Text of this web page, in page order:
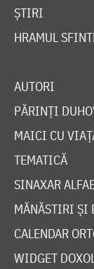
ȘTIRI
HRAMUL
AUTORI
PĂRINȚI
MAICI CU
TEMATICĂ
SINAXAR
MĂNĂSTIRI ȘI
CALENDAR
WIDGET